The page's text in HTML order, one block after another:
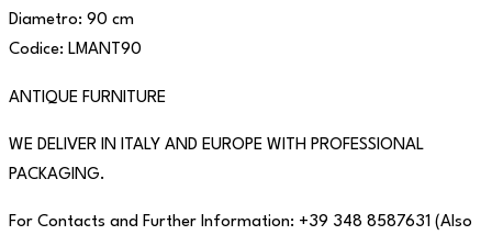
Diametro: 90 cm
Codice: LMANT90
ANTIQUE FURNITURE
WE DELIVER IN ITALY AND EUROPE WITH PROFESSIONAL
PACKAGING.
For Contacts and Further Information: +39 348 8587631 (Also